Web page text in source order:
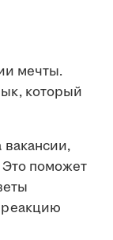
мечты.
который
поможет